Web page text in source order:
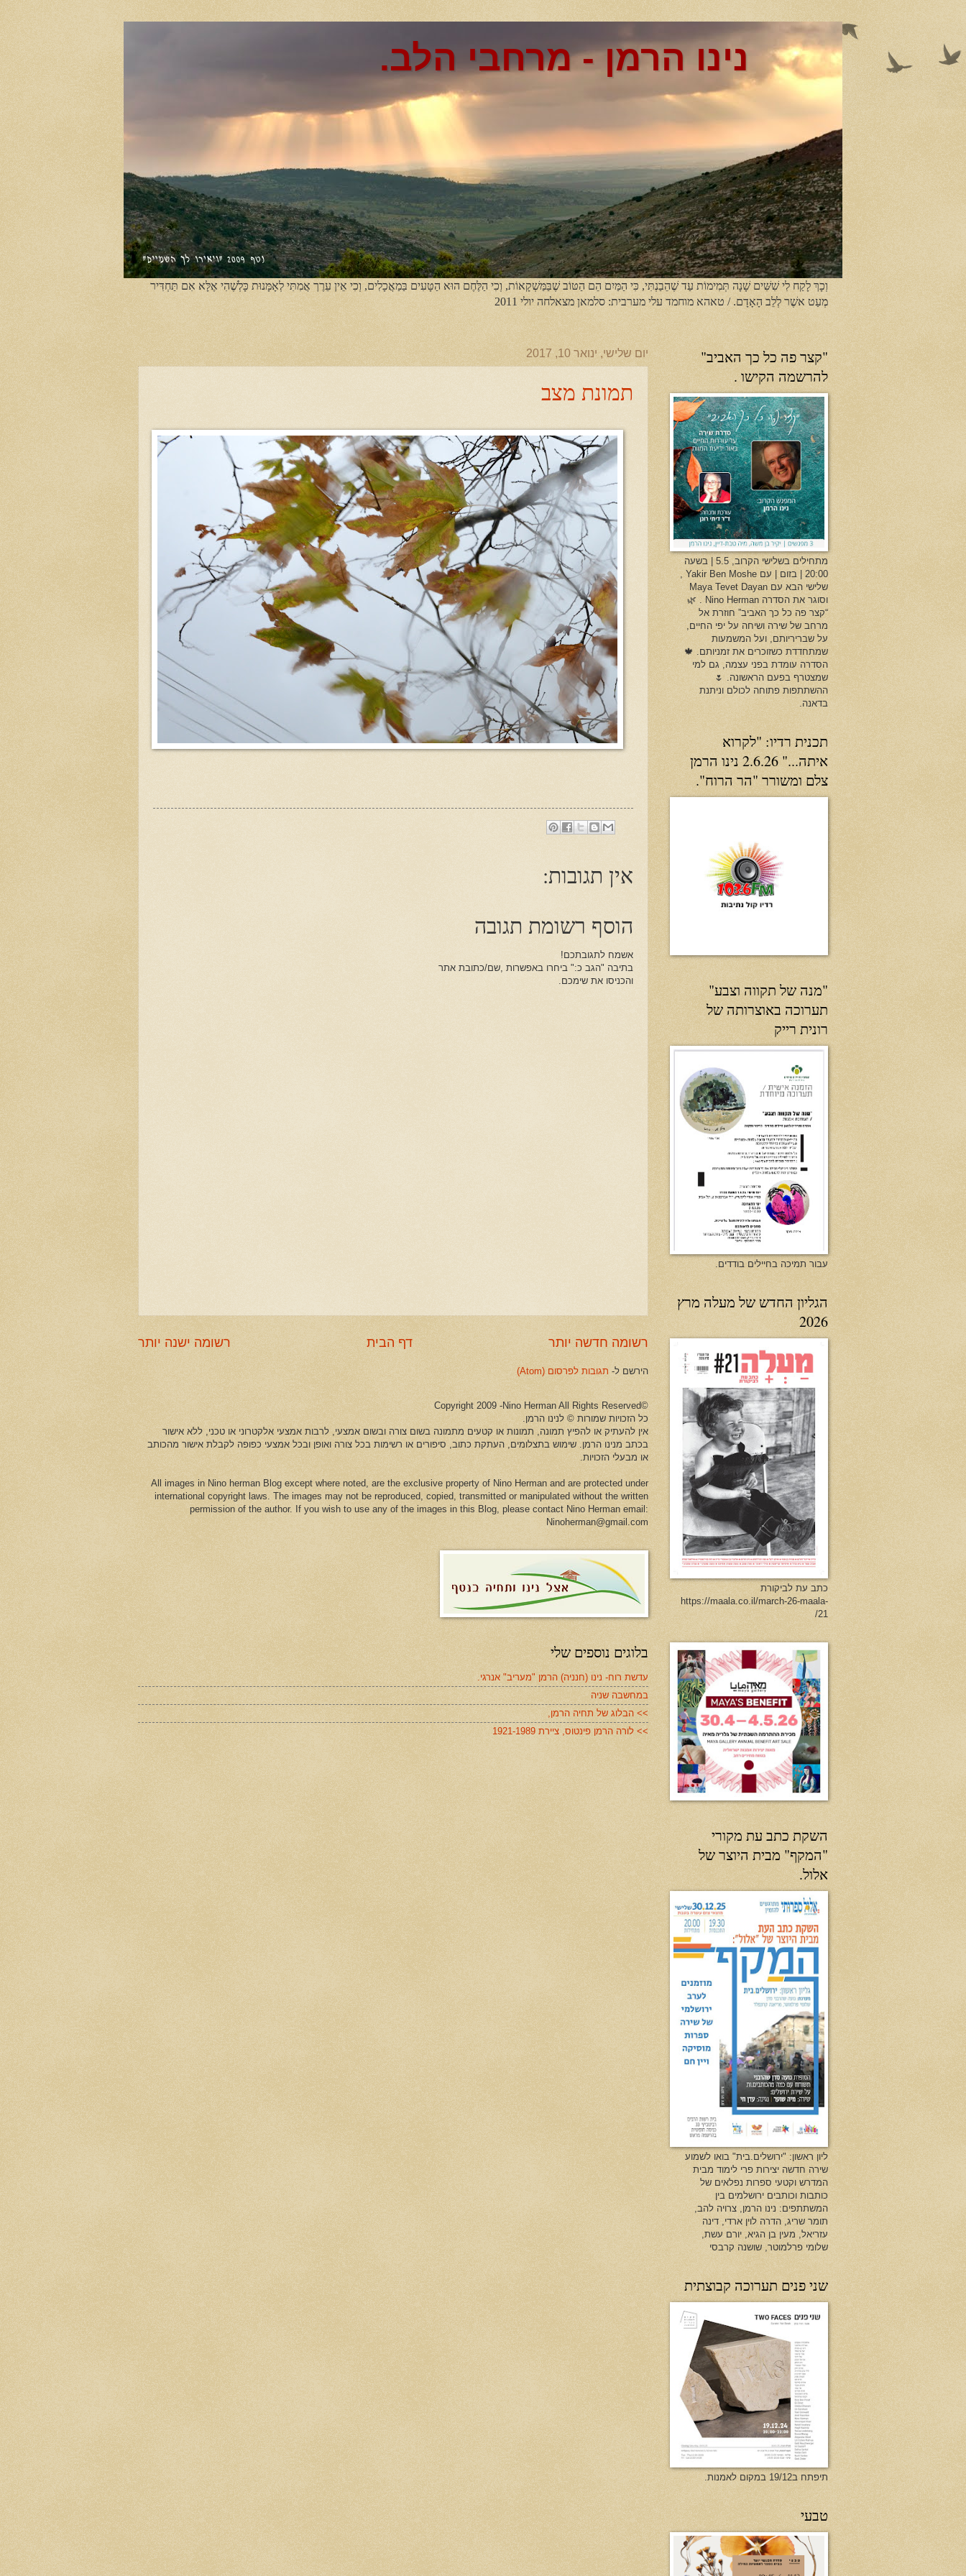
נינו הרמן - מרחבי הלב.
וְכָךְ לָקַח לִי שִׁשִּׁים שָׁנָה תְּמִימוֹת עַד שֶׁהֵבַנְתִּי, כִּי הַמַּיִם הֵם הַטּוֹב שֶׁבַּמַּשְׁקָאוֹת, וְכִי הַלֶּחֶם הוּא הַטָּעִים בַּמַאֲכָלִים, וְכִי אֵין עֵרֶך אֲמִתִּי לְאָמָּנוּת כָּלְשֶׁהִי אֶלָּא אִם תַּחְדִּיר
מְעַט אשֶׁר לְלֵב הָאָדָם. / טאהא מוחמד עלי מערבית: סלמאן מצאלחה יולי 2011
יום שלישי, ינואר 10, 2017
תמונת מצב
אין תגובות:
הוסף רשומת תגובה
אשמח לתגובתכם!
בתיבה "הגב כ:" ביחרו באפשרות ,שם/כתובת אתר
והכניסו את שימכם.
רשומה חדשה יותר רשומה ישנה יותר דף הבית
הירשם ל- תגובות לפרסום (Atom)
©Copyright 2009 -Nino Herman All Rights Reserved
כל הזכויות שמורות © לנינו הרמן.
אין להעתיק או להפיץ תמונה, תמונות או קטעים מתמונה בשום צורה ובשום אמצעי, לרבות אמצעי אלקטרוני או טכני, ללא אישור
בכתב מנינו הרמן. שימוש בתצלומים, העתקת כתוב, סיפורים או רשימות בכל צורה ואופן ובכל אמצעי כפופה לקבלת אישור מהכותב
או מבעלי הזכויות.
All images in Nino herman Blog except where noted, are the exclusive property of Nino Herman and are protected under
international copyright laws. The images may not be reproduced, copied, transmitted or manipulated without the written
permission of the author. If you wish to use any of the images in this Blog, please contact Nino Herman email:
Ninoherman@gmail.com
בלוגים נוספים שלי
עדשת רוח- נינו (חנניה) הרמן "מעריב" אנרגי.
במחשבה שניה
>> הבלוג של תחיה הרמן,
>> לורה הרמן פינטוס, ציירת 1921-1989
"קצר פה כל כך האביב"
להרשמה הקישו .
מתחילים בשלישי הקרוב, 5.5 | בשעה
20:00 | בזום | עם Yakir Ben Moshe ,
שלישי הבא עם Maya Tevet Dayan
וסוגר את הסדרה Nino Herman . 🌿
“קצר פה כל כך האביב” חוזרת אל
מרחב של שירה ושיחה על יפי החיים,
על שבריריותם, ועל המשמעות
שמתחדדת כשזוכרים את זמניותם. 🍁
הסדרה עומדת בפני עצמה, גם למי
שמצטרף בפעם הראשונה. 🌷
ההשתתפות פתוחה לכולם וניתנת
בדאנה.
תכנית רדיו: "לקרוא
איתה..." 2.6.26 נינו הרמן
צלם ומשורר "הר הרוח".
"מנה של תקווה וצבע"
תערוכה באוצרותה של
רונית רייק
עבור תמיכה בחיילים בודדים.
הגליון החדש של מעלה מרץ
2026
כתב עת לביקורת
https://maala.co.il/march-26-maala-
21/
השקת כתב עת מקורי
"המקף" מבית היוצר של
אלול.
ליון ראשון: "ירושלים.בית" בואו לשמוע
שירה חדשה יצירות פרי לימוד מבית
המדרש וקטעי ספרות נפלאים של
כותבות וכותבים ירושלמים בין
המשתתפים: נינו הרמן, צרויה להב,
תומר שריג, הדרה לוין ארדי, דינה
עזריאל, מעין בן הגיא, יורם עשת,
שלומי פרלמוטר, שושנה קרבסי
שני פנים תערוכה קבוצתית
תיפתח ב19/12 במקום לאמנות.
טבעי